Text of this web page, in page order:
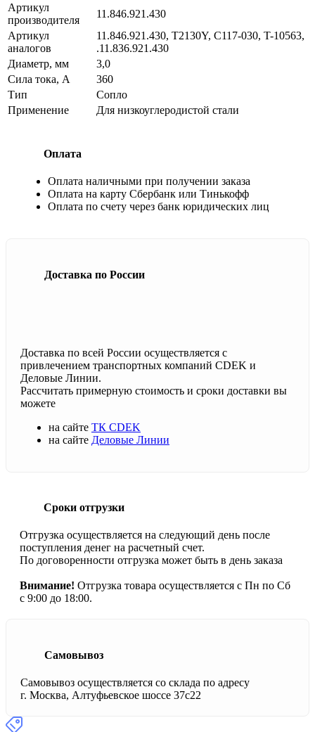
Артикул
производителя
11.846.921.430
Артикул
аналогов
11.846.921.430, T2130Y, C117-030, T-10563,
.11.836.921.430
Диаметр, мм
3,0
Сила тока, А
360
Тип
Сопло
Применение
Для низкоуглеродистой стали
Оплата
Оплата наличными при получении заказа
Оплата на карту Сбербанк или Тинькофф
Оплата по счету через банк юридических лиц
Доставка по России
Доставка по всей России осуществляется с
привлечением транспортных компаний CDEK и
Деловые Линии.
Рассчитать примерную стоимость и сроки доставки вы
можете
на сайте ТК CDEK
на сайте Деловые Линии
Сроки отгрузки
Отгрузка осуществляется на следующий день после
поступления денег на расчетный счет.
По договоренности отгрузка может быть в день заказа
Внимание! Отгрузка товара осуществляется с Пн по Сб
с 9:00 до 18:00.
Самовывоз
Самовывоз осуществляется со склада по адресу
г. Москва, Алтуфьевское шоссе 37с22